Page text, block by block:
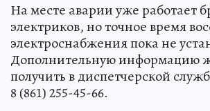
На месте аварии уже работает
электриков, но точное время
электроснабжения пока не
Дополнительную информацию
получить в диспетчерской
8 (861) 255-45-66.